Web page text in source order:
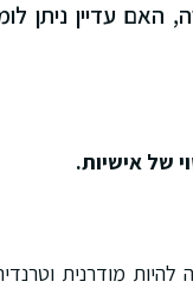
האופנה המהירה, האם עדיין ניתן
של אישיות.
להיות מודרנית